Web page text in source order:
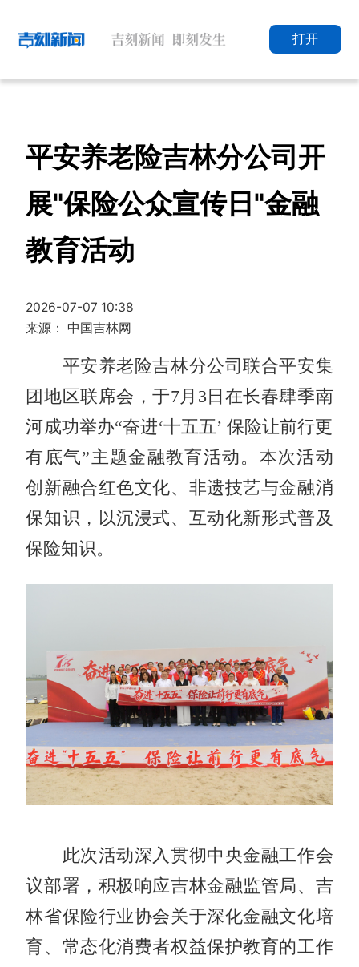
打开
平安养老险吉林分公司开
展"保险公众宣传日"金融
教育活动
2026-07-07 10:38
来源： 中国吉林网
平安养老险吉林分公司联合平安集
团地区联席会，于7月3日在长春肆季南
河成功举办“奋进‘十五五’ 保险让前行更
有底气”主题金融教育活动。本次活动
创新融合红色文化、非遗技艺与金融消
保知识，以沉浸式、互动化新形式普及
保险知识。
此次活动深入贯彻中央金融工作会
议部署，积极响应吉林金融监管局、吉
林省保险行业协会关于深化金融文化培
育、常态化消费者权益保护教育的工作